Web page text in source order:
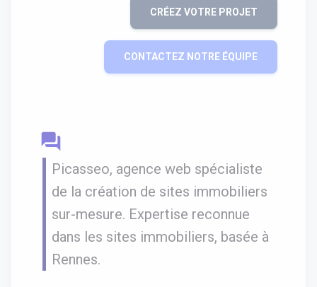
CRÉEZ VOTRE PROJET
CONTACTEZ NOTRE ÉQUIPE
question_answer
Picasseo, agence web spécialiste
de la création de sites immobiliers
sur-mesure. Expertise reconnue
dans les sites immobiliers, basée à
Rennes.